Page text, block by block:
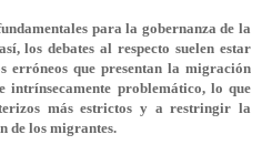
para la gobernanza de la
los debates al respecto suelen estar
erróneos que presentan la migración
intrínsecamente problemático, lo que
más estrictos y a restringir la
de los migrantes.